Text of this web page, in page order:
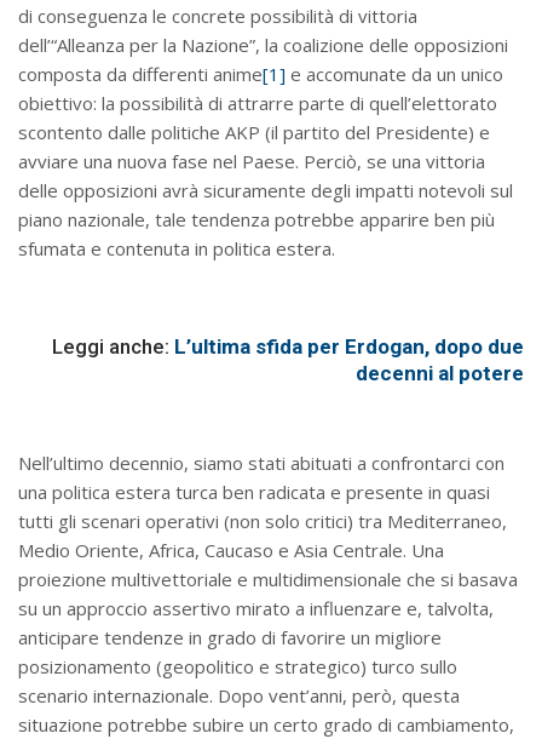
di conseguenza le concrete possibilità di vittoria
dell’“Alleanza per la Nazione”, la coalizione delle opposizioni
composta da differenti anime[1] e accomunate da un unico
obiettivo: la possibilità di attrarre parte di quell’elettorato
scontento dalle politiche AKP (il partito del Presidente) e
avviare una nuova fase nel Paese. Perciò, se una vittoria
delle opposizioni avrà sicuramente degli impatti notevoli sul
piano nazionale, tale tendenza potrebbe apparire ben più
sfumata e contenuta in politica estera.
Leggi anche: L’ultima sfida per Erdogan, dopo due
decenni al potere
Nell’ultimo decennio, siamo stati abituati a confrontarci con
una politica estera turca ben radicata e presente in quasi
tutti gli scenari operativi (non solo critici) tra Mediterraneo,
Medio Oriente, Africa, Caucaso e Asia Centrale. Una
proiezione multivettoriale e multidimensionale che si basava
su un approccio assertivo mirato a influenzare e, talvolta,
anticipare tendenze in grado di favorire un migliore
posizionamento (geopolitico e strategico) turco sullo
scenario internazionale. Dopo vent’anni, però, questa
situazione potrebbe subire un certo grado di cambiamento,